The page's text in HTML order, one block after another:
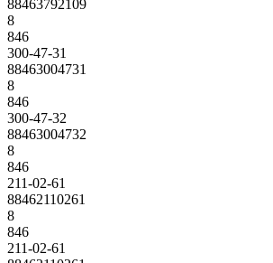
88463792109
8
846
300-47-31
88463004731
8
846
300-47-32
88463004732
8
846
211-02-61
88462110261
8
846
211-02-61